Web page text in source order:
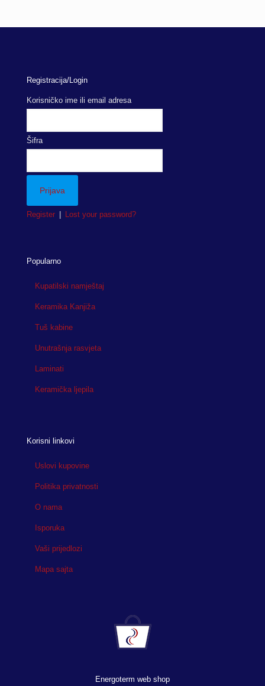
Registracija/Login
Korisničko ime ili email adresa
Šifra
Register Lost your password?
Popularno
Kupatilski namještaj
Keramika Kanjiža
Tuš kabine
Unutrašnja rasvjeta
Laminati
Keramička ljepila
Korisni linkovi
Uslovi kupovine
Politika privatnosti
O nama
Isporuka
Vaši prijedlozi
Mapa sajta
Energoterm web shop